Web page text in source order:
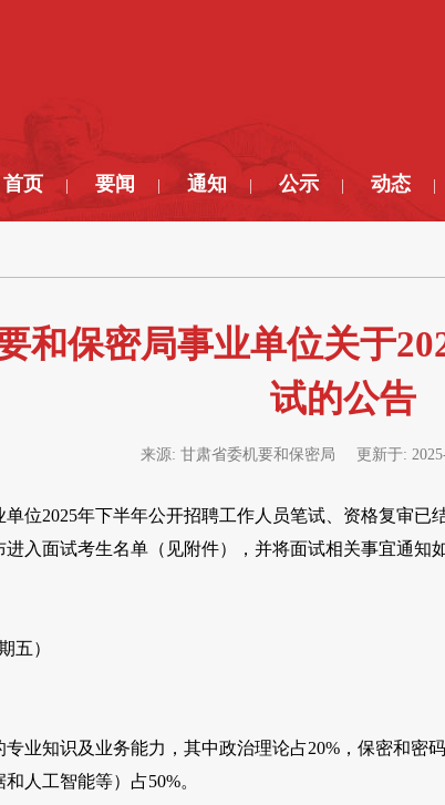
首页 要闻 通知 公示 动态
和保密局事业单位关于
试的公告
来源: 甘肃省委机要和保密局 更新于:
位2025年下半年公开招聘工作人员笔试、资格复审
入面试考生名单（见附件），并将面试相关事宜通知
五）
业知识及业务能力，其中政治理论占20%，保密和密
人工智能等）占50%。